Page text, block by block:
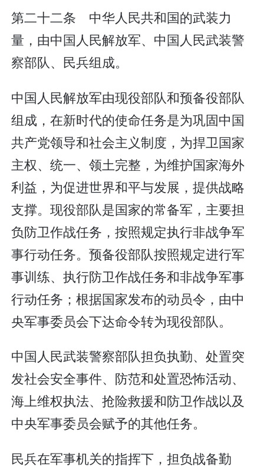
第二十二条 中华人民共和国的武装力
量，由中国人民解放军、中国人民武装警
察部队、民兵组成。
中国人民解放军由现役部队和预备役部队
组成，在新时代的使命任务是为巩固中国
共产党领导和社会主义制度，为捍卫国家
主权、统一、领土完整，为维护国家海外
利益，为促进世界和平与发展，提供战略
支撑。现役部队是国家的常备军，主要担
负防卫作战任务，按照规定执行非战争军
事行动任务。预备役部队按照规定进行军
事训练、执行防卫作战任务和非战争军事
行动任务；根据国家发布的动员令，由中
央军事委员会下达命令转为现役部队。
中国人民武装警察部队担负执勤、处置突
发社会安全事件、防范和处置恐怖活动、
海上维权执法、抢险救援和防卫作战以及
中央军事委员会赋予的其他任务。
民兵在军事机关的指挥下，担负战备勤